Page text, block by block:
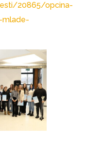
20865/opcina-
mlade-